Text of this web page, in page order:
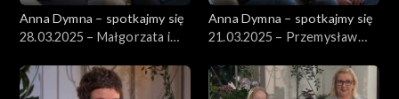
Anna Dymna – spotkajmy się
28.03.2025 – Małgorzata i
Anna Dymna – spotkajmy się
21.03.2025 – Przemysław